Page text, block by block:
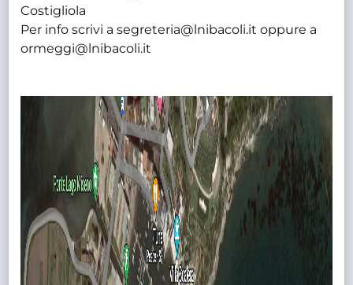
Costigliola
Per info scrivi a segreteria@lnibacoli.it oppure a
ormeggi@lnibacoli.it